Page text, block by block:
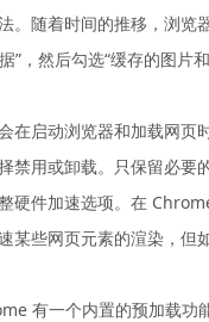
。随着时间的推移，浏
”，然后勾选“缓存的图
在启动浏览器和加载网
用或卸载。只保留必
件加速选项。在
某些网页元素的渲染，
有一个内置的预加载